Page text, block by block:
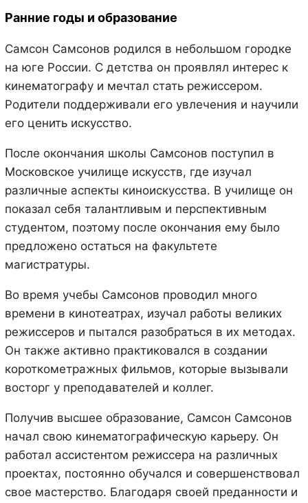
Ранние годы и образование
Самсон Самсонов родился в небольшом городке
на юге России. С детства он проявлял интерес к
кинематографу и мечтал стать режиссером.
Родители поддерживали его увлечения и научили
его ценить искусство.
После окончания школы Самсонов поступил в
Московское училище искусств, где изучал
различные аспекты киноискусства. В училище он
показал себя талантливым и перспективным
студентом, поэтому после окончания ему было
предложено остаться на факультете
магистратуры.
Во время учебы Самсонов проводил много
времени в кинотеатрах, изучал работы великих
режиссеров и пытался разобраться в их методах.
Он также активно практиковался в создании
короткометражных фильмов, которые вызывали
восторг у преподавателей и коллег.
Получив высшее образование, Самсон Самсонов
начал свою кинематографическую карьеру. Он
работал ассистентом режиссера на различных
проектах, постоянно обучался и совершенствовал
свое мастерство. Благодаря своей преданности и